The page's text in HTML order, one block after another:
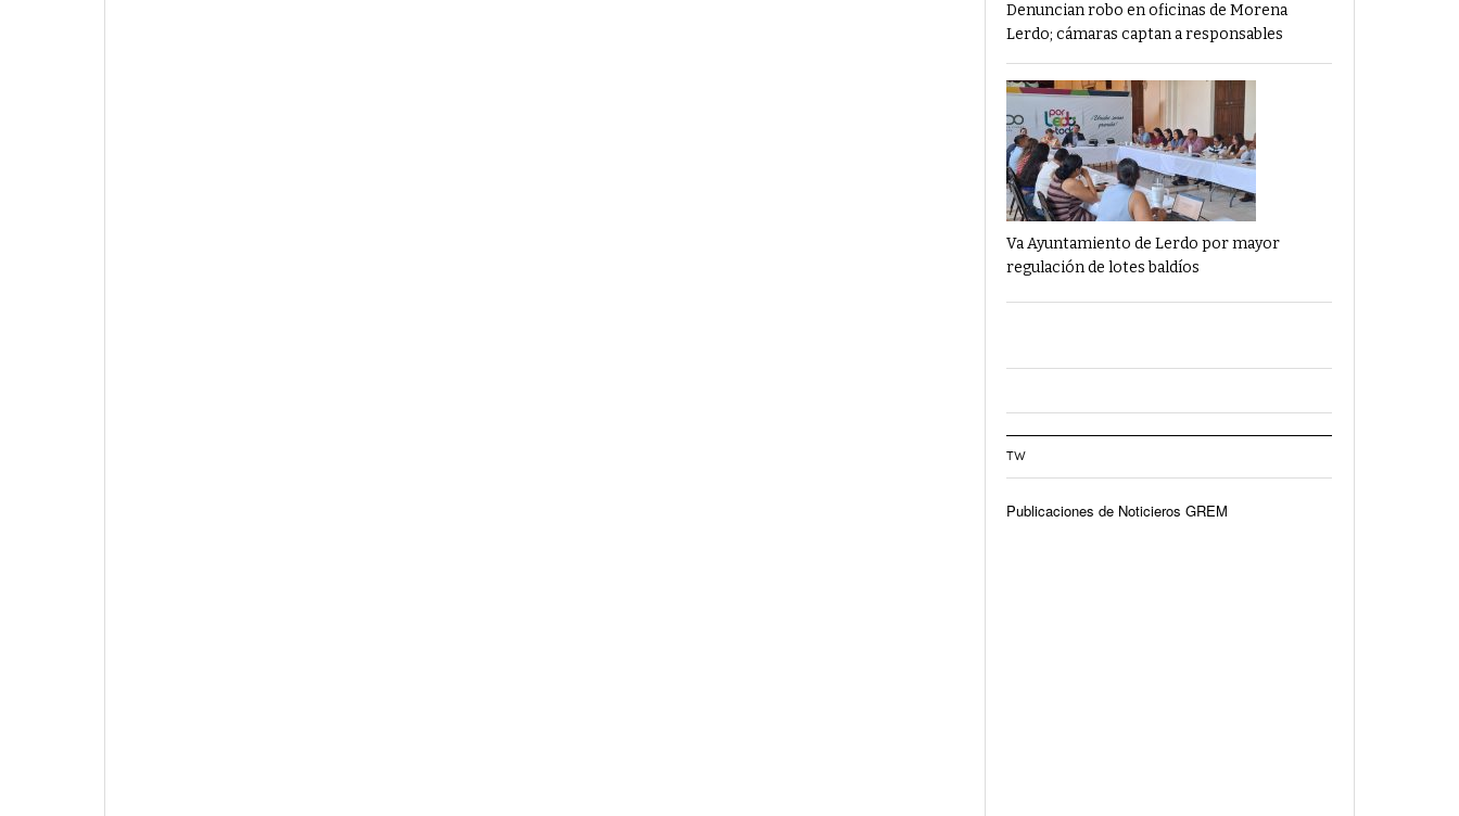
Denuncian robo en oficinas de Morena
Lerdo; cámaras captan a responsables
Va Ayuntamiento de Lerdo por mayor
regulación de lotes baldíos
TW
Publicaciones de Noticieros GREM